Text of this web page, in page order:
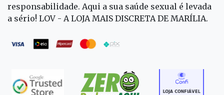
responsabilidade. Aqui a sua saúde sexual é levada
a sério! LOV - A LOJA MAIS DISCRETA DE MARÍLIA.